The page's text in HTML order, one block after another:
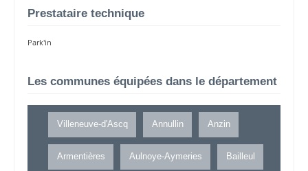
Prestataire technique
Park'in
Les communes équipées dans le département
Villeneuve-d'Ascq Annullin Anzin
Armentières Aulnoye-Aymeries Bailleul